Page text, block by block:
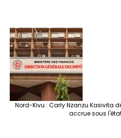
Nord-Kivu : Carly Nzanzu Kasivita
accrue sous